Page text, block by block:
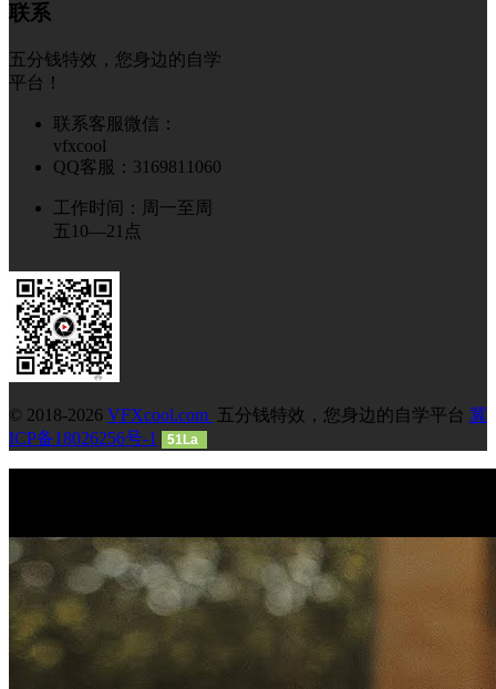
联系
五分钱特效，您身边的自学
平台！
联系客服微信：
vfxcool
QQ客服：3169811060
工作时间：周一至周
五10—21点
© 2018-2026 VFXcool.com 五分钱特效，您身边的自学平台 冀
ICP备18026256号-1
51La